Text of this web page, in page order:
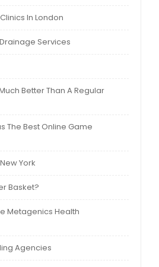
In London
Services
Better Than A Regular
The Best Online Game
York
Basket?
Metagenics Health
Agencies